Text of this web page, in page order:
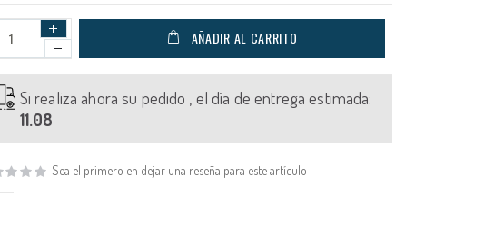
AÑADIR AL CARRITO
Si realiza ahora su pedido , el día de entrega estimada:
11.08
Sea el primero en dejar una reseña para este artículo